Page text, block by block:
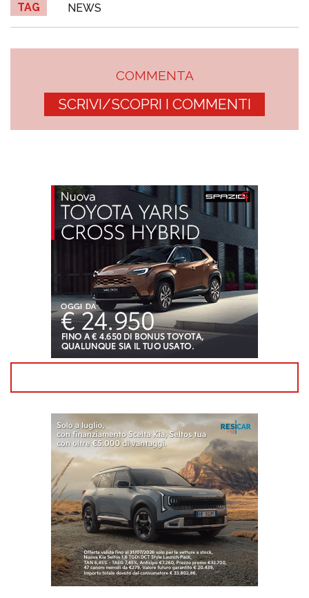
TAG NEWS
COMMENTA
SCRIVI/SCOPRI I COMMENTI